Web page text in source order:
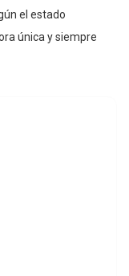
el estado
única y siempre